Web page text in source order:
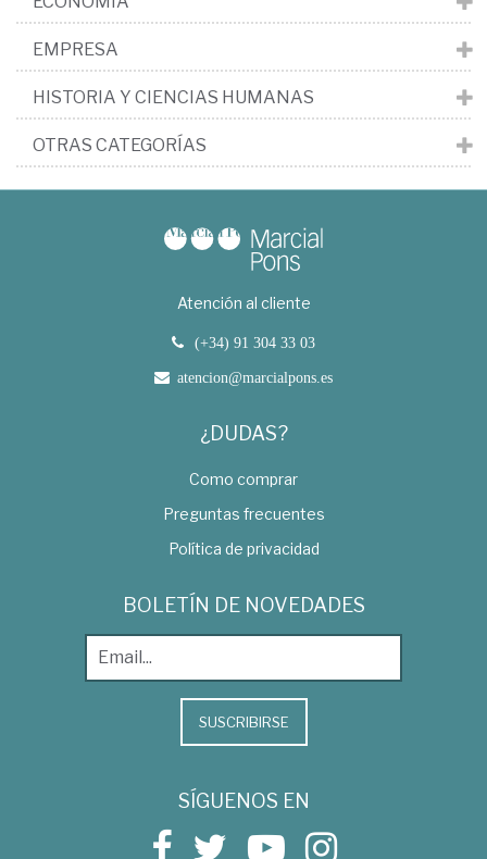
EMPRESA
HISTORIA Y CIENCIAS HUMANAS
OTRAS CATEGORÍAS
Atención al cliente
(+34) 91 304 33 03
atencion@marcialpons.es
¿DUDAS?
Como comprar
Preguntas frecuentes
Política de privacidad
BOLETÍN DE NOVEDADES
SUSCRIBIRSE
SÍGUENOS EN